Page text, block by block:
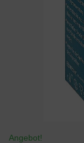
Angebot!